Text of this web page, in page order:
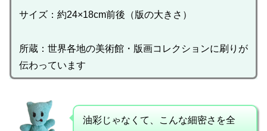
サイズ：約24×18cm前後（版の大きさ）
所蔵：世界各地の美術館・版画コレクションに刷りが
伝わっています
油彩じゃなくて、こんな細密さを全